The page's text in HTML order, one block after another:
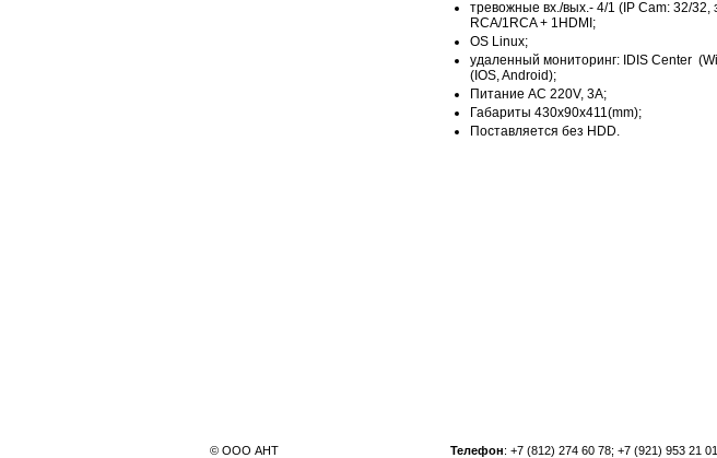
тревожные вх./вых.- 4/1 (IP Сam: 32/32,
RCA/1RCA + 1HDMI;
OS Linux;
удаленный мониторинг: IDIS Center
(IOS, Android);
Питание AC 220V, 3A;
Габариты 430x90x411(mm);
Поставляется без HDD.
© ООО АНТ Телефон: +7 (812) 274 60 78; +7 (921) 953 21 01